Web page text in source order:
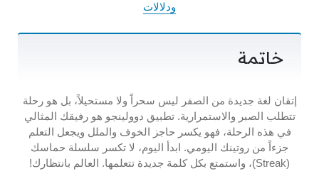
ودلالات
خاتمة
إتقان لغة جديدة من الصفر ليس سحراً ولا مستحيلاً، بل هو رحلة
تتطلب الصبر والاستمرارية. تطبيق دوولينجو هو رفيقك المثالي
في هذه الرحلة، فهو يكسر حاجز الخوف والملل ويجعل التعلم
جزءاً من روتينك اليومي. ابدأ اليوم، لا تكسر سلسلة حماسك
(Streak)، واستمتع بكل كلمة جديدة تتعلمها. العالم بانتظارك!